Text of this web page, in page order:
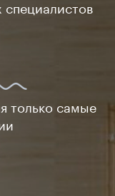
только самые